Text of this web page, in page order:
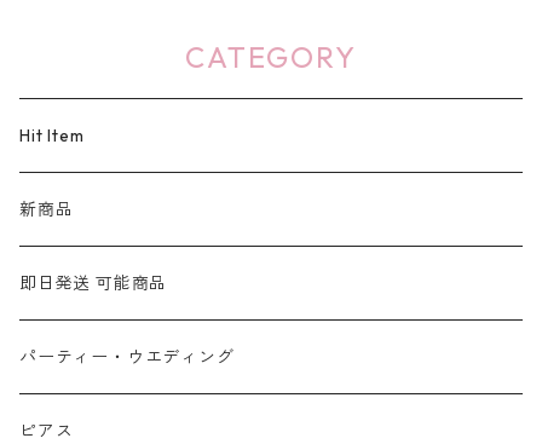
CATEGORY
Hit Item
新商品
即日発送 可能商品
パーティー・ウエディング
ピアス